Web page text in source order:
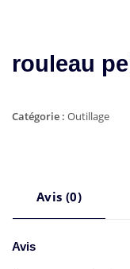
rouleau
Catégorie : Outillage
Avis (0)
Avis